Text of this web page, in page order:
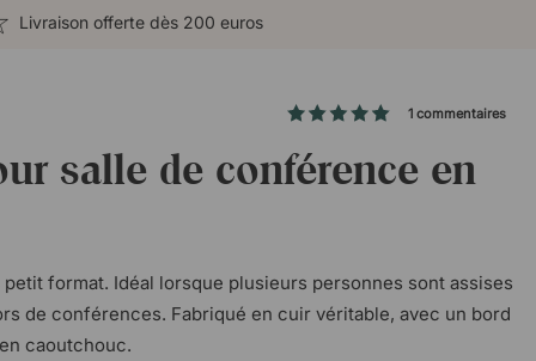
Livraison offerte dès 200 euros
1 commentaires
salle de conférence en
format. Idéal lorsque plusieurs personnes sont assises
de conférences. Fabriqué en cuir véritable, avec un bord
caoutchouc.